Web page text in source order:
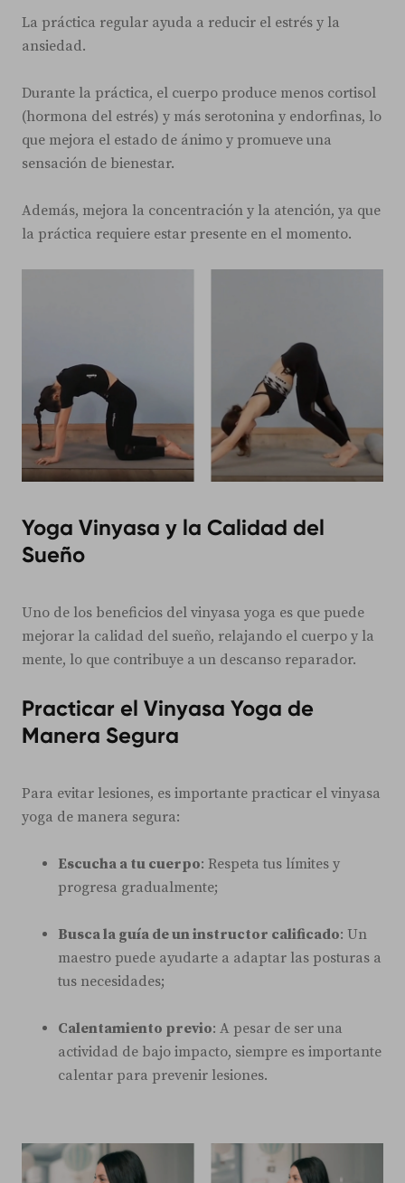
La práctica regular ayuda a reducir el estrés y la
ansiedad.
Durante la práctica, el cuerpo produce menos cortisol
(hormona del estrés) y más serotonina y endorfinas, lo
que mejora el estado de ánimo y promueve una
sensación de bienestar.
Además, mejora la concentración y la atención, ya que
la práctica requiere estar presente en el momento.
Yoga Vinyasa y la Calidad del
Sueño
Uno de los beneficios del vinyasa yoga es que puede
mejorar la calidad del sueño, relajando el cuerpo y la
mente, lo que contribuye a un descanso reparador.
Practicar el Vinyasa Yoga de
Manera Segura
Para evitar lesiones, es importante practicar el vinyasa
yoga de manera segura:
Escucha a tu cuerpo: Respeta tus límites y
progresa gradualmente;
Busca la guía de un instructor calificado: Un
maestro puede ayudarte a adaptar las posturas a
tus necesidades;
Calentamiento previo: A pesar de ser una
actividad de bajo impacto, siempre es importante
calentar para prevenir lesiones.